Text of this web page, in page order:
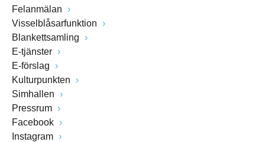
Felanmälan
Visselblåsarfunktion
Blankettsamling
E-tjänster
E-förslag
Kulturpunkten
Simhallen
Pressrum
Facebook
Instagram